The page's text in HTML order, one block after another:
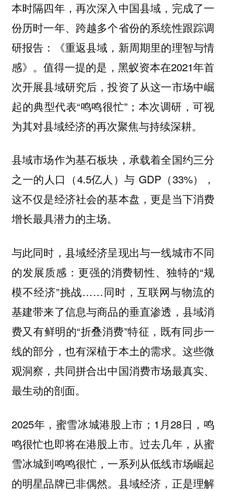
本时隔四年，再次深入中国县域，完成了一
份历时一年、跨越多个省份的系统性跟踪调
研报告：《重返县域，新周期里的理智与情
感》。值得一提的是，黑蚁资本在2021年首
次开展县域研究后，投资了从这一市场中崛
起的典型代表“鸣鸣很忙”；本次调研，可视
为其对县域经济的再次聚焦与持续深耕。
县域市场作为基石板块，承载着全国约三分
之一的人口（4.5亿人）与 GDP（33%），
这不仅是经济社会的基本盘，更是当下消费
增长最具潜力的主场。
与此同时，县域经济呈现出与一线城市不同
的发展质感：更强的消费韧性、独特的“规
模不经济”挑战……同时，互联网与物流的
基建带来了信息与商品的垂直渗透，县域消
费又有鲜明的“折叠消费”特征，既有同步一
线的部分，也有深植于本土的需求。这些微
观洞察，共同拼合出中国消费市场最真实、
最生动的剖面。
2025年，蜜雪冰城港股上市；1月28日，鸣
鸣很忙也即将在港股上市。过去几年，从蜜
雪冰城到鸣鸣很忙，一系列从低线市场崛起
的明星品牌已非偶然。县域经济，正是理解